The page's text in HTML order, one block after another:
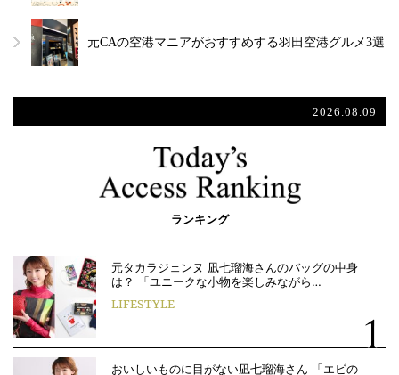
元CAの空港マニアがおすすめする羽田空港グルメ3選
2026.08.09
ランキング
元タカラジェンヌ 凪七瑠海さんのバッグの中身
は？ 「ユニークな小物を楽しみながら…
LIFESTYLE
おいしいものに目がない凪七瑠海さん 「エビの